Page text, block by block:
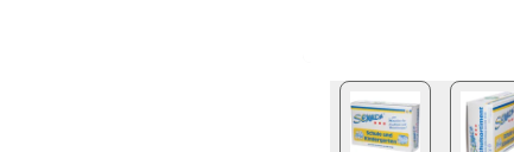
nächstes Bild